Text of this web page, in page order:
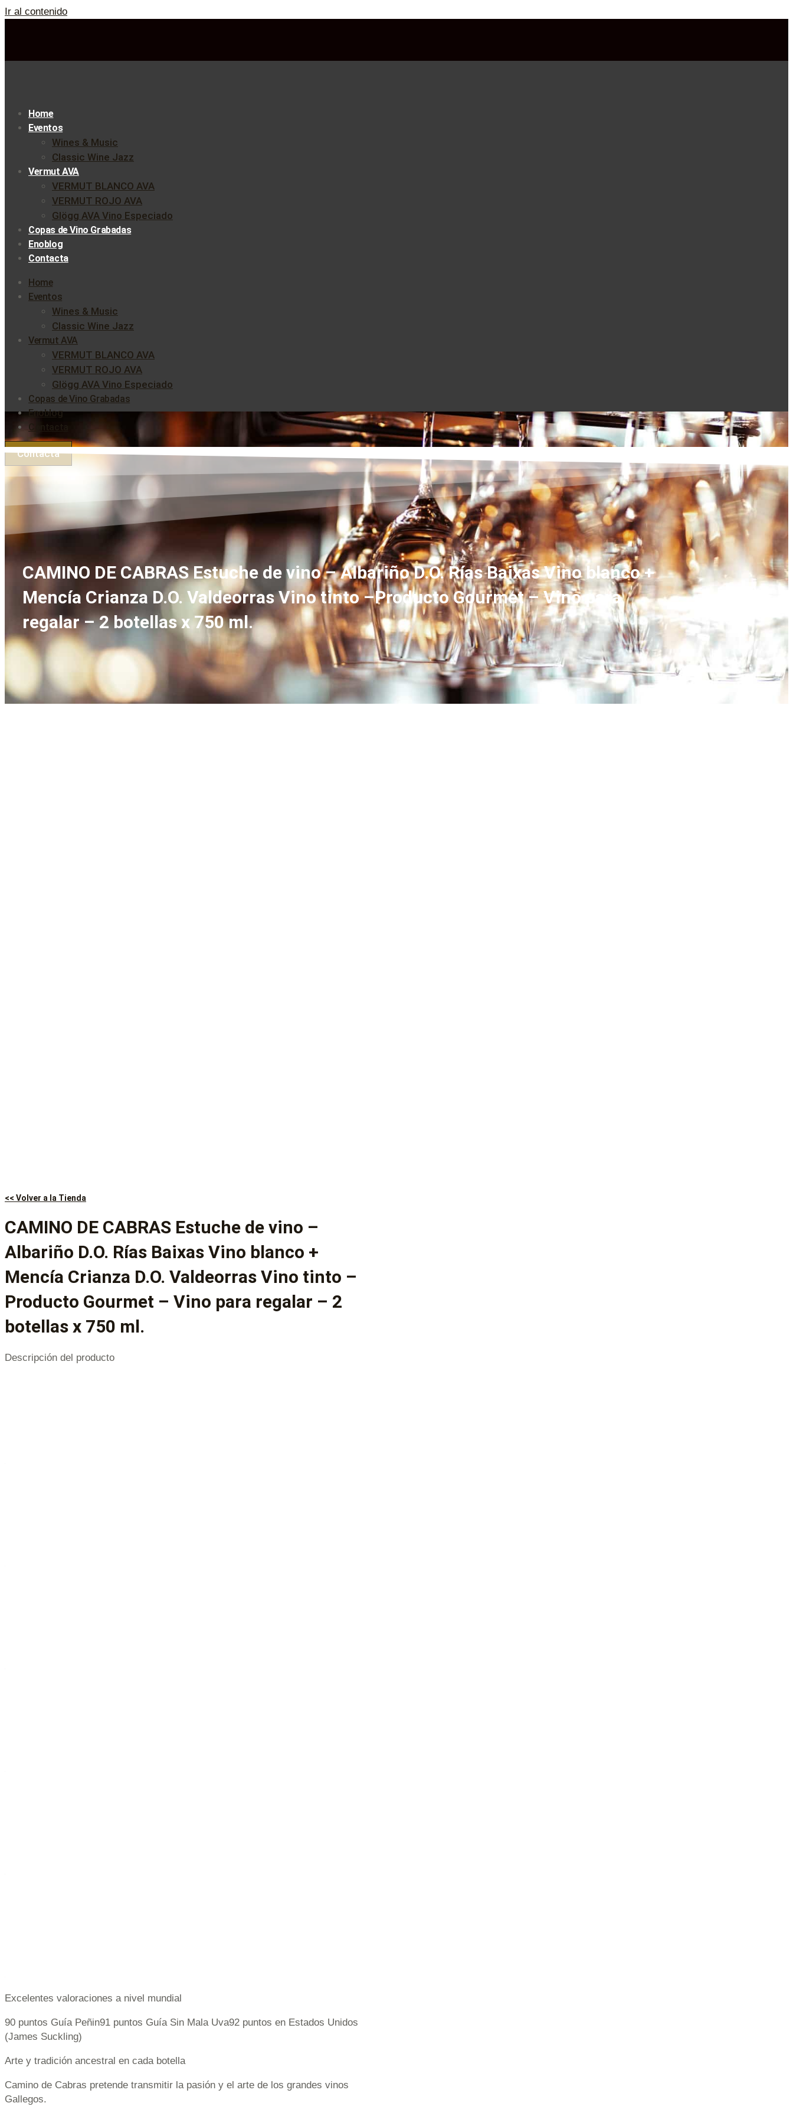
Ir al contenido
Home
Eventos
Wines & Music
Classic Wine Jazz
Vermut AVA
VERMUT BLANCO AVA
VERMUT ROJO AVA
Glögg AVA Vino Especiado
Copas de Vino Grabadas
Enoblog
Contacta
Home
Eventos
Wines & Music
Classic Wine Jazz
Vermut AVA
VERMUT BLANCO AVA
VERMUT ROJO AVA
Glögg AVA Vino Especiado
Copas de Vino Grabadas
Enoblog
Contacta
Contacta
CAMINO DE CABRAS Estuche de vino – Albariño D.O. Rías Baixas Vino blanco +
Mencía Crianza D.O. Valdeorras Vino tinto –Producto Gourmet – Vino para
regalar – 2 botellas x 750 ml.
<< Volver a la Tienda
CAMINO DE CABRAS Estuche de vino –
Albariño D.O. Rías Baixas Vino blanco +
Mencía Crianza D.O. Valdeorras Vino tinto –
Producto Gourmet – Vino para regalar – 2
botellas x 750 ml.
Descripción del producto
Excelentes valoraciones a nivel mundial
90 puntos Guía Peñin91 puntos Guía Sin Mala Uva92 puntos en Estados Unidos
(James Suckling)
Arte y tradición ancestral en cada botella
Camino de Cabras pretende transmitir la pasión y el arte de los grandes vinos
Gallegos.